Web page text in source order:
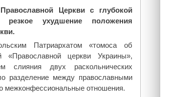
с
я
л
о
с
ь
Церкви с глубокой
резкое ухудшение положения
Патриархатом «томоса об
«Православной церкви Украины»,
слияния двух раскольнических
разделение между православными
межконфессиональные отношения.